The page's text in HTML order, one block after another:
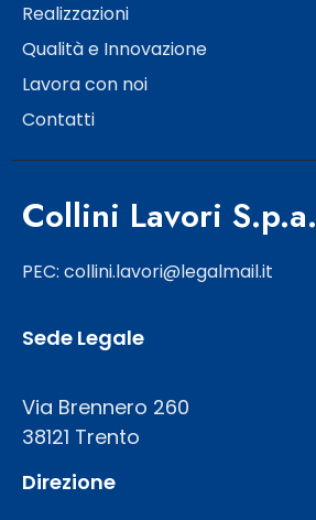
Realizzazioni
Qualità e Innovazione
Lavora con noi
Contatti
Collini Lavori S.p.a.
PEC: collini.lavori@legalmail.it
Sede Legale
Via Brennero 260
38121 Trento
Direzione